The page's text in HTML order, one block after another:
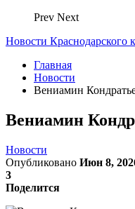
Prev Next
Новости Краснодарского
Главная
Новости
Вениамин
Вениамин
Новости
Опубликовано Июн 8,
3
Поделится